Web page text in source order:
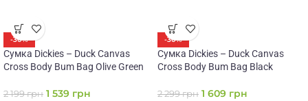
-30%
Сумка Dickies – Duck Canvas
Cross Body Bum Bag Olive Green
2 199грн 1 539 грн
-30%
Сумка Dickies – Duck Canvas
Cross Body Bum Bag Black
2 299грн 1 609 грн